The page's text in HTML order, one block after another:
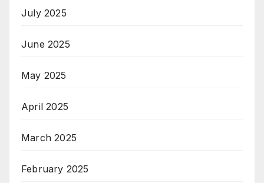
July 2025
June 2025
May 2025
April 2025
March 2025
February 2025